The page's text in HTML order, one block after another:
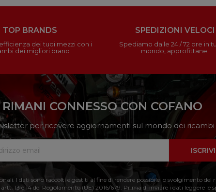
TOP BRANDS
dei tuoi mezzi con i
dei migliori brand
SPEDIZIONI VELOCI
Spediamo dalle 24 / 72 ore in
mondo, approfittane!
RIMANI CONNESSO CON COFANO
per ricevere aggiornamenti sul mondo dei
I dati sono raccolti e gestiti al fine di rendere possibile lo svolgimento
13 e 14 del Regolamento (UE) 2016/679. Prima di inviare i dati leggere le